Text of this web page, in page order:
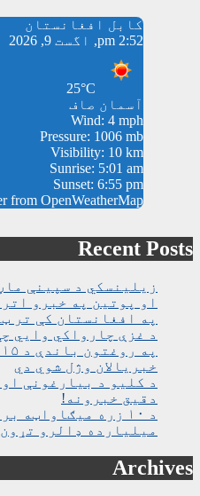
کابل افغانستان
2:52 pm, اگست 9, 2026
25°C
آسمان صاف
Wind: 4 mph
Pressure: 1006 mb
Visibility: 10 km
Sunrise: 5:01 am
Sunset: 6:55 pm
from OpenWeatherMap
Recent Posts
زیلینسکي د سپینې
او پوتین په خبرو
په افغانستان کې تر
د غزې چارواکي وايي
خبریالان وژل شوي دي
د کلیو د بیارغونې
دقیق خبرونه!
میلیارده ډالرو تړون
Archives